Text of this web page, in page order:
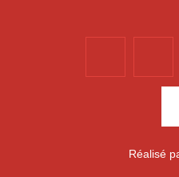
Réalisé